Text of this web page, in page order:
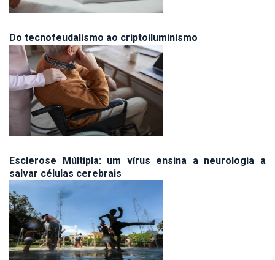
Do tecnofeudalismo ao criptoiluminismo
Esclerose Múltipla: um vírus ensina a neurologia a
salvar células cerebrais